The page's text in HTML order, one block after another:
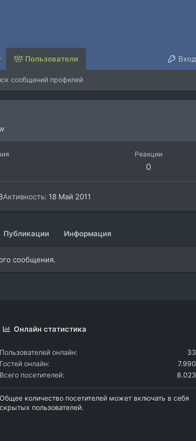
Пользователи Вход
сообщений профилей
Реакции
0
Активность 18 Май 2011
Публикации Информация
сообщения.
Онлайн статистика
Пользователей онлайн
33
Гостей онлайн
7.990
Всего посетителей
8.023
Общее количество посетителей может включать в себя
скрытых пользователей.